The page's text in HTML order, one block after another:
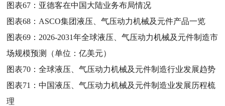
图表67： 亚德客在中国大陆业务布局情况
图表68： ASCO集团液压、气压动力机械及元件产品一览
图表69： 2026-2031年全球液压、气压动力机械及元件制造市
场规模预测（单位：亿美元）
图表70：全球液压、气压动力机械及元件制造行业发展趋势
图表71：中国液压、气压动力机械及元件制造业发展历程梳
理